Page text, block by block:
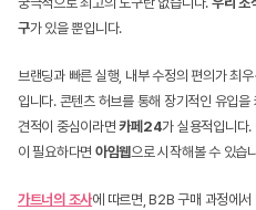
구가 있을 뿐입니다.
브랜딩과 빠른 실행, 내부 수정의 편의가 최
입니다. 콘텐츠 허브를 통해 장기적인 유입
견적이 중심이라면 카페24가 실용적입니다.
이 필요하다면 아임웹으로 시작해볼 수 있습
가트너의 조사에 따르면, B2B 구매 과정에